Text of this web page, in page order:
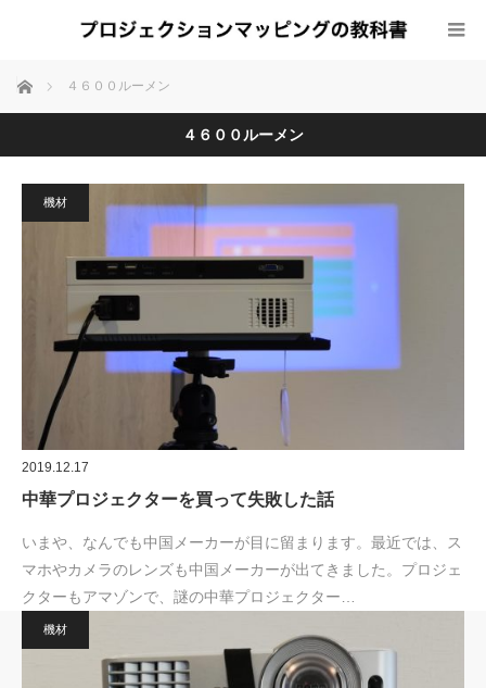
ホーム ４６００ルーメン
４６００ルーメン
機材
2019.12.17
中華プロジェクターを買って失敗した話
いまや、なんでも中国メーカーが目に留まります。最近では、ス
マホやカメラのレンズも中国メーカーが出てきました。プロジェ
クターもアマゾンで、謎の中華プロジェクター…
機材